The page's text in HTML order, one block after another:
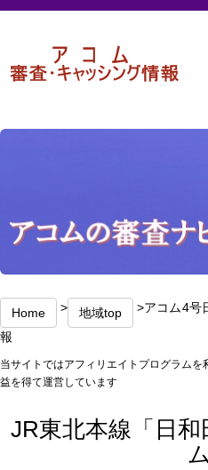
Home > 地域top >アコム4号
報
当サイトではアフィリエイトプログラム
益を得て運営しています
JR東北本線「日
ム